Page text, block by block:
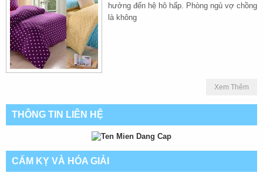
hưởng đến hệ hô hấp. Phòng ngủ vợ chồng
là không
Xem Thêm
THÔNG TIN LIÊN HỆ
CẤM KỴ VÀ HÓA GIẢI